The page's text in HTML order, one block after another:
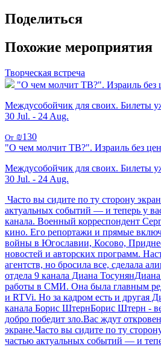
Поделиться
Похожие мероприятия
Творческая встреча
"О чем молчит ТВ?". Израиль без
Междусобойчик для своих. Билеты
30 Jul. - 24 Aug.
От ₪130
"О чем молчит ТВ?". Израиль без
Междусобойчик для своих. Билеты
30 Jul. - 24 Aug.
Часто вы сидите по ту сторону
актуальных событий — и теперь у
канала. Военный корреспондент
кино. Его репортажи и прямые
войны в Югославии, Косово,
новостей и авторских программ.
агентств, но бросила все, сделала
отдела 9 канала Диана
работы в СМИ. Она была главным
и RTVi. Но за кадром есть и другая
канала Борис ШтернБорис Штерн -
добро победит зло.Вас ждут
экране.Часто вы сидите по ту
частью актуальных событий — и